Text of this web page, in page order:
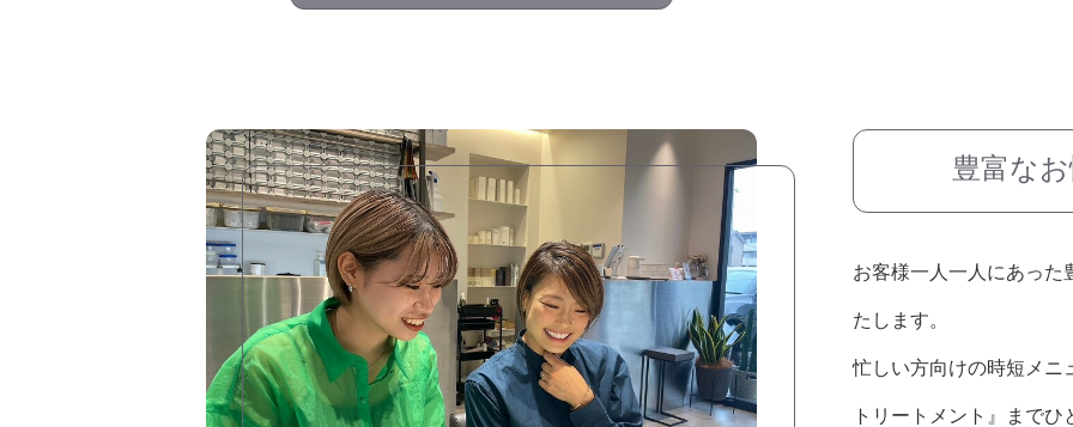
豊富な
お客様一人一人にあった
たします。
忙しい方向けの時短メニ
トリートメント』まで